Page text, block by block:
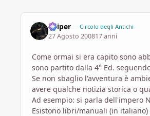
Sniper Circolo degli Antichi
27 Agosto 200817 anni
Come ormai si era capito sono
sono partito dalla 4° Ed.
Se non sbaglio l'avventura è
avere qualche notizia storica o
Ad esempio: si parla dell'impero
Esistono libri/manuali (in